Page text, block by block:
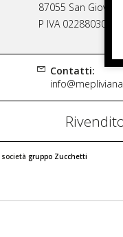
87055 San
P IVA 02288030782
Contatti:
società gruppo Zucchetti